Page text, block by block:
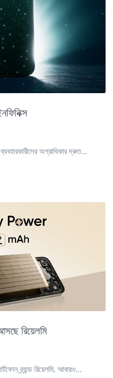
অগ্রাধিকার দ্রুত...
রিয়েলমি
ব্র্যান্ড রিয়েলমি, আবারও...